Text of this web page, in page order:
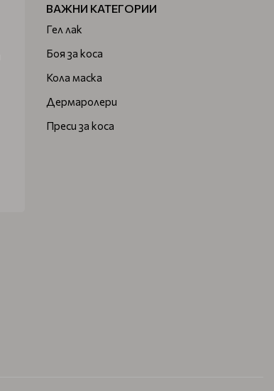
ВАЖНИ КАТЕГОРИИ
Гел лак
Боя за коса
Кола маска
Дермаролери
Преси за коса